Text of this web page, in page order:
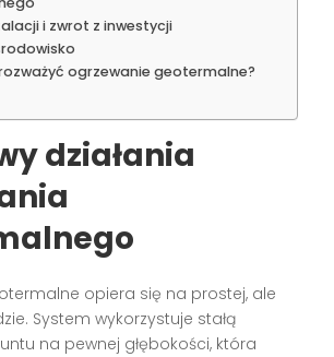
i zwrot z inwestycji
ogrzewanie geotermalne?
działania
opiera się na prostej, ale
System wykorzystuje stałą
na pewnej głębokości, która